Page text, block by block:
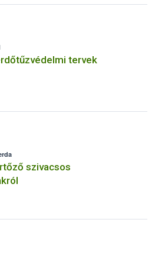
tervek
szivacsos